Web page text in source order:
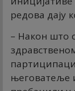
редова дају
– Након што
његоватеље